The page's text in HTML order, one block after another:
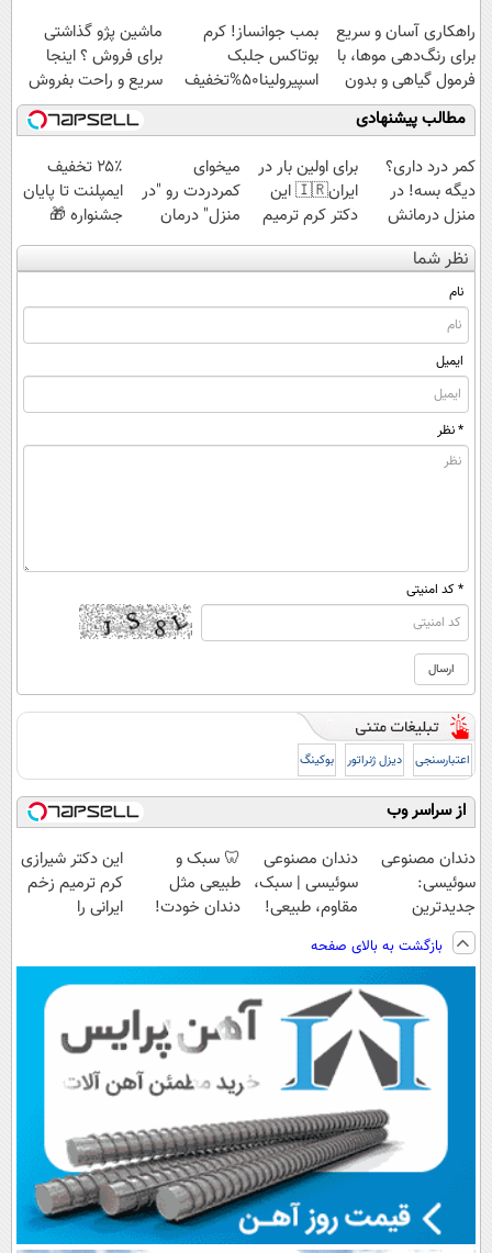
راهکاری آسان و سریع
برای رنگ‌دهی موها، با
فرمول گیاهی و بدون
آمونیاک
بمب جوانساز! کرم
بوتاکس جلبک
اسپیرولینا50%تخفیف
ماشین پژو گذاشتی
برای فروش ؟ اینجا
سریع و راحت بفروش
مطالب پیشنهادی
کمر درد داری؟
دیگه بسه! در
منزل درمانش
کن
(◀پرسش‌نامه)
برای اولین بار در
ایران🇮🇷 این
دکتر کرم ترمیم
کننده 23 روزه
ساخت!
میخوای
کمردردت رو "در
منزل" درمان
کنی؟ (◂فیلم +
◂پرسش‌نامه)
۲۵٪ تخفیف
ایمپلنت تا پایان
جشنواره 🎁
نظر شما
نام
ایمیل
* نظر
* کد امنیتی
اعتبارسنجی دیزل ژنراتور بوکینگ
از سراسر وب
دندان مصنوعی
سوئیسی:
جدیدترین
فناوری اروپا،
سبک و مقاوم |
پرداخت قسطی
دندان مصنوعی
سوئیسی | سبک،
مقاوم، طبیعی!
رایگان+پرداخت
اقساطی😍
🦷 سبک و
طبیعی مثل
دندان خودت!
💳 📍 تهران
این دکتر شیرازی
کرم ترمیم زخم
ایرانی را
بازگشت به بالای صفحه